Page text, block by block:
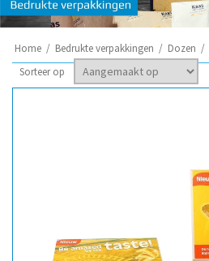
Home / Bedrukte verpakkingen / Dozen /
Sorteer op